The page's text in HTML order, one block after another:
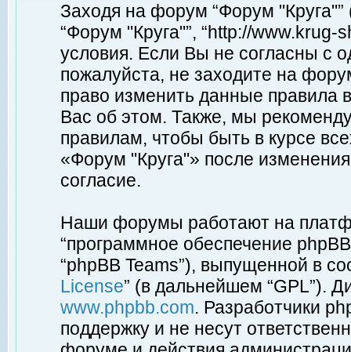
Заходя на форум “Форум
“Форум "Круга"”, “http://
условия. Если Вы не согласны с
пожалуйста, не заходите на
право изменить данные правила
Вас об этом. Также, мы
правилам, чтобы быть в курсе
«Форум "Круга"» после
согласие.
Наши форумы работают на
“программное обеспечение
“phpBB Teams”), выпущенной в
License” (в дальнейшем “GPL”).
www.phpbb.com. Разработчики
поддержку и не несут